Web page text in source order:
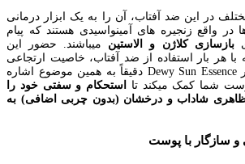
نوع پپتید مختلف در این ضد آفتاب، آن را به یک ابزار درمانی
در واقع زنجیره های آمینواسیدی هستند که پیام
بازسازی کلاژن و الاستین میباشند. حضور این
با هر بار استفاده از ضد آفتاب، خاصیت ارتجاعی
پوست بهبود یابد. زیرتیتر Dewy Sun Essence دقیقاً به همین موضوع اشاره
شما کمک میکند تا
استحکام و سفتی خود را
شاداب و درخشان (بدون چربی اضافی) به
و سازگار با پوست